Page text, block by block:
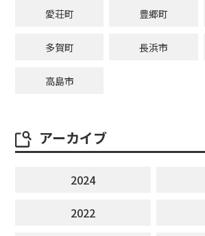
愛荘町 豊郷町
多賀町 長浜市
高島市
アーカイブ
2024
2022